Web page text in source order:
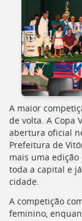
secretarias
Ir
para
a
página
de
legislação
[]
Ir
para
a
listagem
de
notícias
Ir
para
A maior
de volta. A Copa
abertura oficial
Prefeitura de
mais uma
toda a capital e
cidade.
A competição
feminino,